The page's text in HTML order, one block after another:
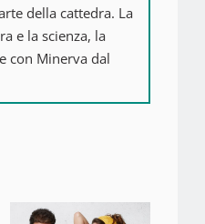
della cattedra. La
e la scienza, la
con Minerva dal